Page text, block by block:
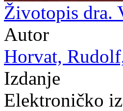
Životopis dra.
Autor
Horvat,
Izdanje
Elektroničko